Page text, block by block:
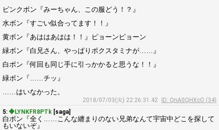
ピンクボン『みーちゃん、この服どう！？』
水ボン『すごい似合ってます！！』
黄ボン『あははあはは！！』ピョーンピョーン
緑ボン『白兄さん、やっぱりボクスタミナが……』
白ボン『何回も同じ手に引っかかると思うな！！』
緑ボン『……チッ』
……はいなかった。
2018/07/03(火) 22:26:31.42
ID: QnA0QHXcO (34)
5: ◆LYNKFR8PTk [saga]
白ボン『全く……こんな纏まりのない兄弟なんて宇宙中どこを探して
もいないぞ』